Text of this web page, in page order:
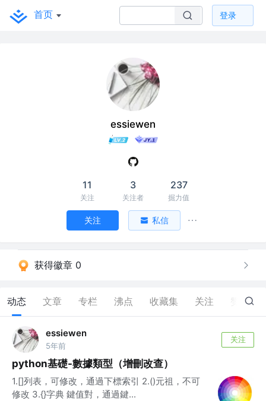
首页 登录
essiewen
11
关注
3
关注者
237
掘力值
关注 私信
获得徽章 0
动态 文章 专栏 沸点 收藏集 关注 15
essiewen
5年前
关注
python基礎-數據類型（增刪改查）
1.[]列表，可修改，通過下標索引 2.()元祖，不可
修改 3.{}字典 鍵值對，通過鍵...